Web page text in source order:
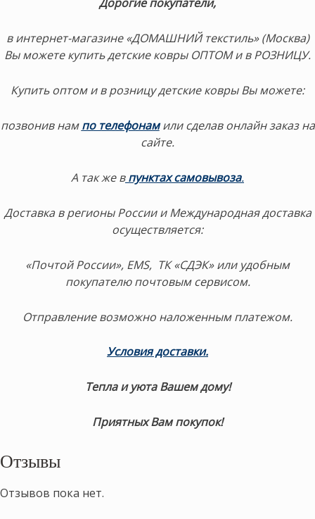
Дорогие покупатели,
в интернет-магазине «ДОМАШНИЙ текстиль» (Москва)
Вы можете купить детские ковры ОПТОМ и в РОЗНИЦУ.
Купить оптом и в розницу детские ковры Вы можете:
позвонив нам по телефонамили сделав онлайн заказ на
сайте.
А так же в пунктах самовывоза.
Доставка в регионы России и Международная доставка
осуществляется:
«Почтой России», EMS, ТК «СДЭК» или удобным
покупателю почтовым сервисом.
Отправление возможно наложенным платежом.
Условия доставки.
Тепла и уюта Вашем дому!
Приятных Вам покупок!
Отзывы
Отзывов пока нет.